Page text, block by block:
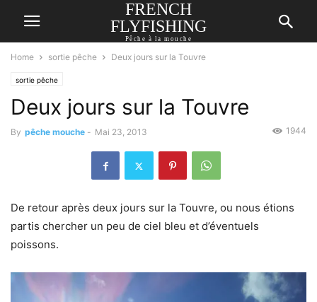
FRENCH
FLYFISHING
Pêche à la mouche
Home sortie pêche Deux jours sur la Touvre
sortie pêche
Deux jours sur la Touvre
By pêche mouche - Mai 23, 2013 1944
De retour après deux jours sur la Touvre, ou nous étions
partis chercher un peu de ciel bleu et d’éventuels
poissons.